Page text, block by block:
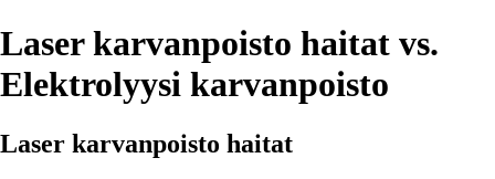
Laser karvanpoisto haitat vs.
Elektrolyysi karvanpoisto
Laser karvanpoisto haitat